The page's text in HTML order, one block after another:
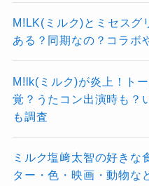
M!LK(ミルク)とミセスグ
ある？同期なの？コラボ
M!lk(ミルク)が炎上！ト
覚？うたコン出演時も？
も調査
ミルク塩﨑太智の好きな
ター・色・映画・動物な